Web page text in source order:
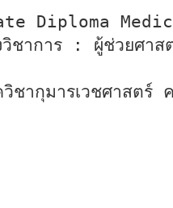
Diploma
ชาการ : ผู้ช่วยศาส
ากุมารเวชศาสตร์